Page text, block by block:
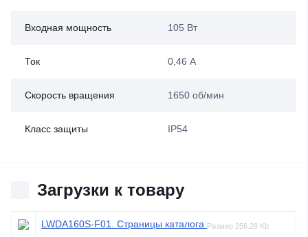
Входная мощность 105 Вт
Ток 0,46 А
Скорость вращения 1650 об/мин
Класс защиты IP54
Загрузки к товару
LWDA160S-F01. Страницы каталога Размер 256.28 Kb